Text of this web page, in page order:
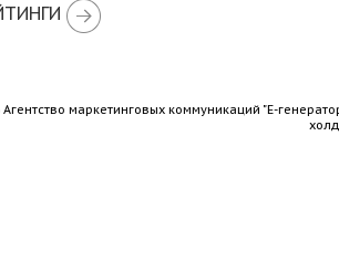
Агентство маркетинговых коммуникаций "Е-